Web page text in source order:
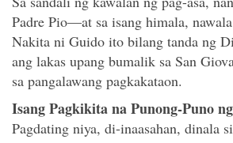
Padre Pio—at sa isang himala,
Nakita ni Guido ito bilang tanda ng
ang lakas upang bumalik sa San
sa pangalawang pagkakataon.
Isang Pagkikita na Punong-Puno
Pagdating niya, di-inaasahan, dinala